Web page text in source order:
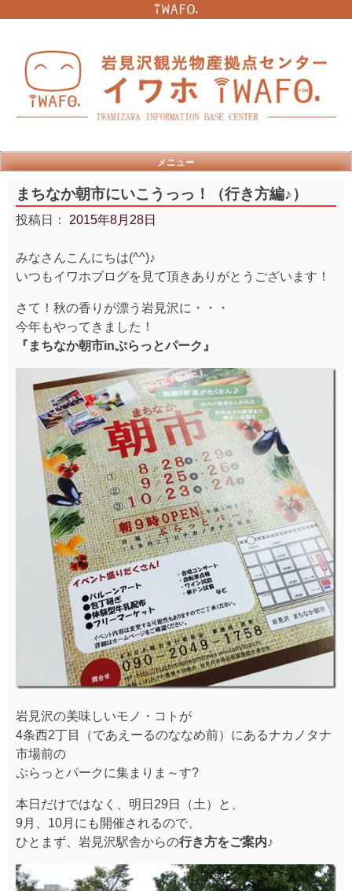
メニュー
まちなか朝市にいこうっっ！（行き方編♪）
投稿日： 2015年8月28日
みなさんこんにちは(^^)♪
いつもイワホブログを見て頂きありがとうございます！
さて！秋の香りが漂う岩見沢に・・・
今年もやってきました！
『まちなか朝市inぷらっとパーク』
岩見沢の美味しいモノ・コトが
4条西2丁目（であえーるのななめ前）にあるナカノタナ
市場前の
ぷらっとパークに集まりま～す?
本日だけではなく、明日29日（土）と、
9月、10月にも開催されるので、
ひとまず、岩見沢駅舎からの行き方をご案内♪